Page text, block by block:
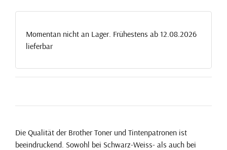
Momentan nicht an Lager. Frühestens ab 12.08.2026
lieferbar
Die Qualität der Brother Toner und Tintenpatronen ist
beeindruckend. Sowohl bei Schwarz-Weiss- als auch bei